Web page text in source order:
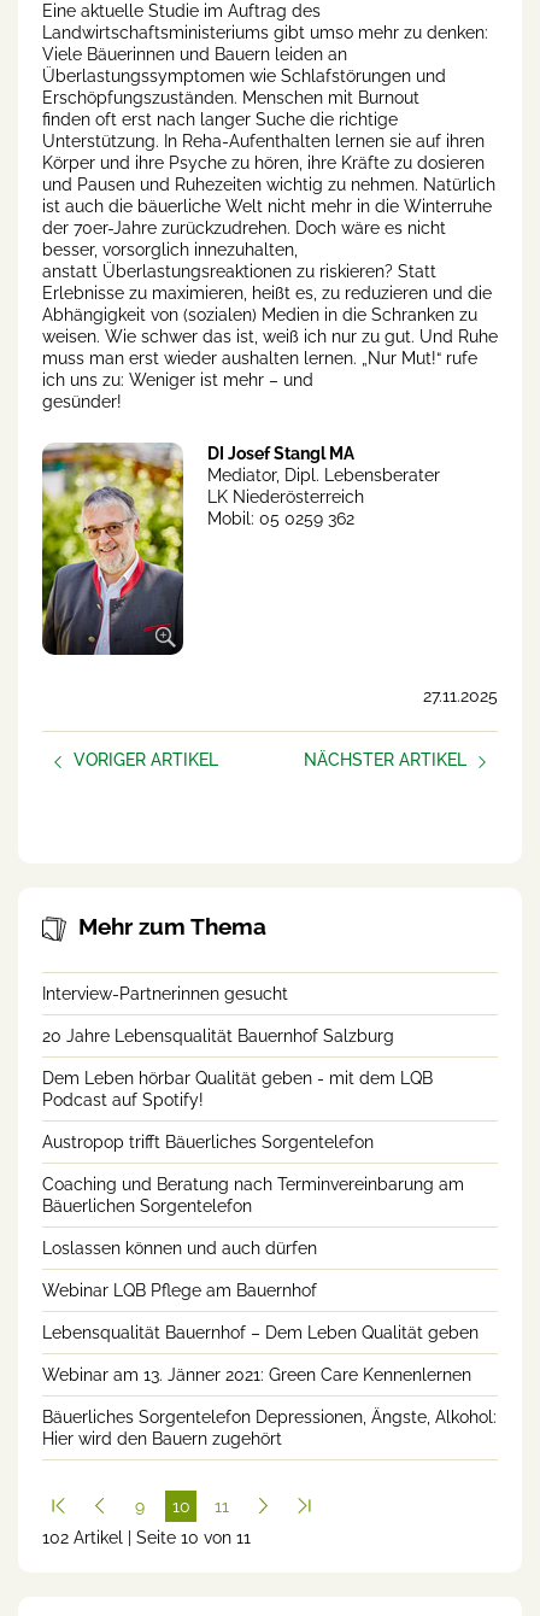
Eine aktuelle Studie im Auftrag des
Landwirtschaftsministeriums gibt umso mehr zu denken:
Viele Bäuerinnen und Bauern leiden an
Überlastungssymptomen wie Schlafstörungen und
Erschöpfungszuständen. Menschen mit Burnout
finden oft erst nach langer Suche die richtige
Unterstützung. In Reha-Aufenthalten lernen sie auf ihren
Körper und ihre Psyche zu hören, ihre Kräfte zu dosieren
und Pausen und Ruhezeiten wichtig zu nehmen. Natürlich
ist auch die bäuerliche Welt nicht mehr in die Winterruhe
der 70er-Jahre zurückzudrehen. Doch wäre es nicht
besser, vorsorglich innezuhalten,
anstatt Überlastungsreaktionen zu riskieren? Statt
Erlebnisse zu maximieren, heißt es, zu reduzieren und die
Abhängigkeit von (sozialen) Medien in die Schranken zu
weisen. Wie schwer das ist, weiß ich nur zu gut. Und Ruhe
muss man erst wieder aushalten lernen. „Nur Mut!“ rufe
ich uns zu: Weniger ist mehr – und
gesünder!
DI Josef Stangl MA
Mediator, Dipl. Lebensberater
LK Niederösterreich
Mobil: 05 0259 362
27.11.2025
VORIGER ARTIKEL
NÄCHSTER ARTIKEL
Mehr zum Thema
Interview-Partnerinnen gesucht
20 Jahre Lebensqualität Bauernhof Salzburg
Dem Leben hörbar Qualität geben - mit dem LQB
Podcast auf Spotify!
Austropop trifft Bäuerliches Sorgentelefon
Coaching und Beratung nach Terminvereinbarung am
Bäuerlichen Sorgentelefon
Loslassen können und auch dürfen
Webinar LQB Pflege am Bauernhof
Lebensqualität Bauernhof – Dem Leben Qualität geben
Webinar am 13. Jänner 2021: Green Care Kennenlernen
Bäuerliches Sorgentelefon Depressionen, Ängste, Alkohol:
Hier wird den Bauern zugehört
9
10
(cur
11
102 Artikel | Seite 10 von 11